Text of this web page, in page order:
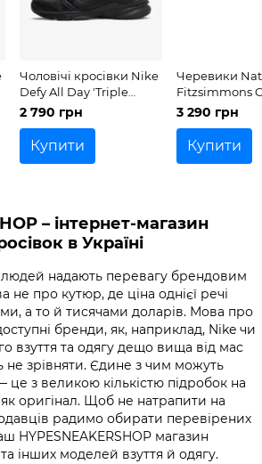
Чоловічі кросівки Nike
Defy All Day 'Triple
Black'| DJ1196-001
2 790 грн
Купити
Черевики
Fitzsimmons
Bloom |
3 290 грн
Купити
– інтернет-магазин
в Україні
людей надають перевагу брендовим
не про кутюр, де ціна однієї речі
а то й тисячами доларів. Мова про
бренди, як, наприклад, Nike чи
взуття та одягу дещо вища від мас
не зрівняти. Єдине з чим можуть
це з великою кількістю підробок на
оригінал. Щоб не натрапити на
радимо обирати перевірених
HYPESNEAKERSHOP магазин
інших моделей взуття й одягу.